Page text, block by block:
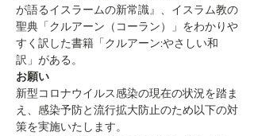
が語るイスラームの新常識』、イスラム教の
聖典「クルアーン（コーラン）」をわかりや
すく訳した書籍「クルアーン:やさしい和
訳」がある。
お願い
新型コロナウイルス感染の現在の状況を踏ま
え、感染予防と流行拡大防止のため以下の対
策を実施いたします。